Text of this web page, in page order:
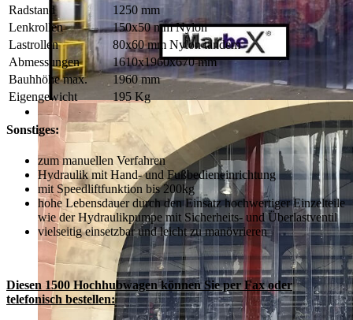
Radstand
1250 mm
Lenkrollen
150x50 mm Nylon
Lastrollen
80x60 mm Nylon tandem
Abmessungen
1610x1960x670 mm
Bauhhöhe max.
1960 mm
Eigengewicht
195 Kg
Sonstiges:
zum manuellen Verfahren
Hydraulik mit Hand- und Fußbedieneinrichtung
mit Speedliftfunktion bis 200kg
hohe Lebensdauer durch den Einsatz hochwertiger Einzelteile
wie der Hydraulikpumpe mit Sicherheits- und Überlastventil
vielseitig einsetzbar und leicht zu manövrieren
Diesen 1500 Hochhubwagen können Sie per Fax oder
telefonisch bestellen: